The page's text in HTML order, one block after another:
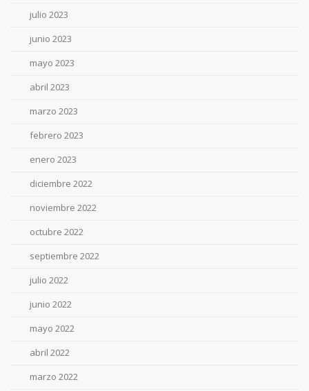
julio 2023
junio 2023
mayo 2023
abril 2023
marzo 2023
febrero 2023
enero 2023
diciembre 2022
noviembre 2022
octubre 2022
septiembre 2022
julio 2022
junio 2022
mayo 2022
abril 2022
marzo 2022